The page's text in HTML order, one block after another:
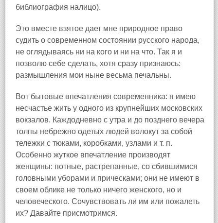
библиография налицо).
Это вместе взятое дает мне природное право
судить о современном состоянии русского народа,
не оглядываясь ни на кого и ни на что. Так я и
позволю себе сделать, хотя сразу признаюсь:
размышления мои ныне весьма печальны.
Вот бытовые впечатления современника: я имею
несчастье жить у одного из крупнейших московских
вокзалов. Каждодневно с утра и до позднего вечера
толпы небрежно одетых людей волокут за собой
тележки с тюками, коробками, узлами и т. п.
Особенно жуткое впечатление производят
женщины: потные, растрепанные, со сбившимися
головными уборами и прическами; они не имеют в
своем облике не только ничего женского, но и
человеческого. Сочувствовать ли им или пожалеть
их? Давайте присмотримся.